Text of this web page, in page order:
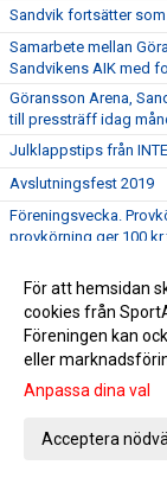
Sandvik fortsätter
Samarbete mellan
Sandvikens AIK med
Göransson Arena,
till pressträff idag
Julklappstips från
Avslutningsfest 2019
Föreningsvecka.
provkörning ger 100 kr
Grattis Ingemar till fri
Herr: Inför SIF -
Onsdag den 6/11
klubbkläder för i år
Snart dragning i
Köp en lott och var
För att hemsidan
cookies från
Föreningen kan
eller
Anpassa dina val
Acceptera